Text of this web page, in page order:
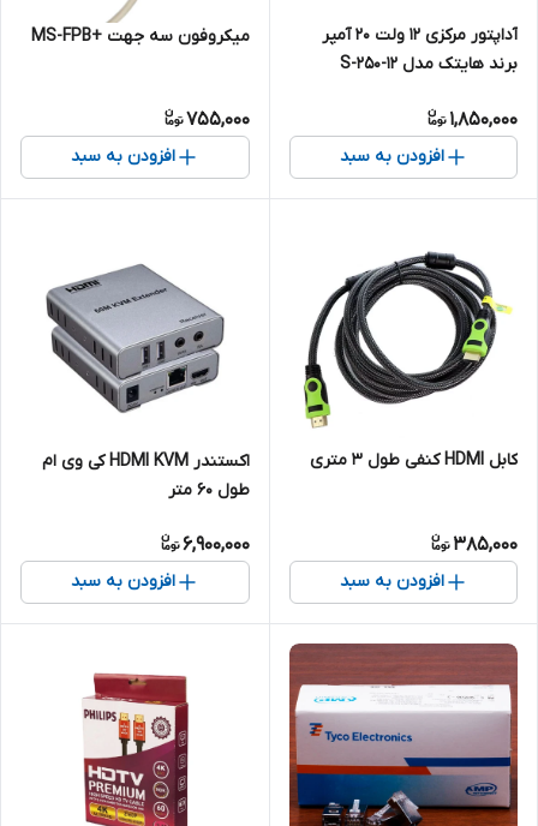
آداپتور مرکزی 12 ولت 20 آمپر
برند هایتک مدل 12-S-250
1,850,000
افزودن به سبد
میکروفون سه جهت +MS-FPB
755,000
افزودن به سبد
کابل HDMI کنفی طول 3 متری
385,000
افزودن به سبد
اکستندر HDMI KVM کی وی ام
طول 60 متر
6,900,000
افزودن به سبد